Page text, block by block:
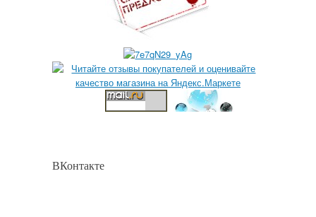
ВКонтакте